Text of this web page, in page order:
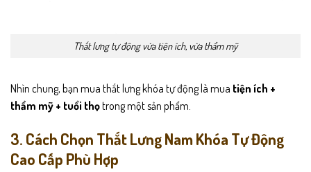
Thắt lưng tự động vừa tiện ích, vừa thẩm mỹ
Nhìn chung, bạn mua thắt lưng khóa tự động là mua tiện ích +
thẩm mỹ + tuổi thọtrong một sản phẩm.
3. Cách Chọn Thắt Lưng Nam Khóa Tự Động
Cao Cấp Phù Hợp